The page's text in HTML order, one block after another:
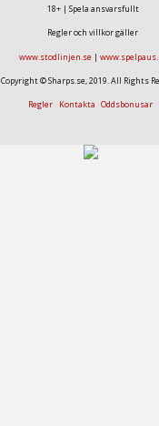
18+ | Spela ansvarsfullt
Regler och villkor gäller
www.stodlinjen.se |
Copyright © Sharps.se, 2019. All Rights
Regler Kontakta Oddsbonusar